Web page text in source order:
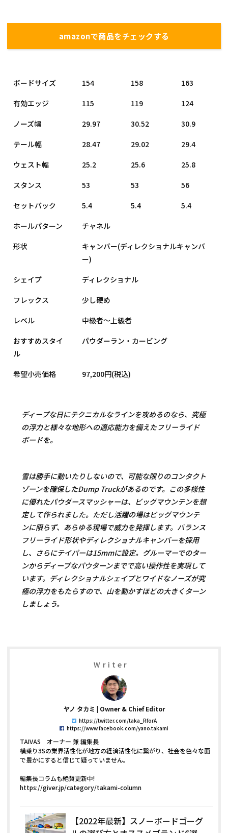
amazonで商品をチェックする
ボードサイズ 154 158
163
有効エッジ
115 119
124
ノーズ幅
29.97 30.52
30.9
テール幅
28.47 29.02
29.4
ウェスト幅
25.2 25.6
25.8
スタンス
53 53
56
セットバック
5.4 5.4
5.4
ホールパターン
チャネル
形状
キャンバー(ディレクショナルキャンバ
ー)
シェイプ
ディレクショナル
フレックス
少し硬め
レベル
中級者〜上級者
おすすめスタイ
ル
パウダーラン・カービング
希望小売価格 97,200円(税込)
ディープな日にテクニカルなラインを攻めるのなら、究極
の浮力と様々な地形への適応能力を備えたフリーライド
ボードを。
雪は勝手に動いたりしないので、可能な限りのコンタクト
ゾーンを確保したDump Truckがあるのです。この多様性
に優れたパウダースマッシャーは、ビッグマウンテンを想
定して作られました。ただし活躍の場はビッグマウンテ
ンに限らず、あらゆる現場で威力を発揮します。バランス
フリーライド形状やディレクショナルキャンバーを採用
し、さらにテイパーは15mmに設定。グルーマーでのター
ンからディープなパウターンまでで高い操作性を実現して
います。ディレクショナルシェイプとワイドなノーズが究
極の浮力をもたらすので、山を動かすほどの大きくターン
しましょう。
Writer
ヤノ タカミ Owner & Chief Editor
https://twitter.com/taka_RforA
https://www.facebook.com/yano.takami
TAIVAS オーナー 兼 編集長
横乗り3Sの業界活性化が地方の経済活性化に繋がり、社会を色々な面
で豊かにすると信じて疑っていません。
編集長コラムも絶賛更新中!
https://giver.jp/category/takami-column
【2022年最新】スノーボードゴーグ